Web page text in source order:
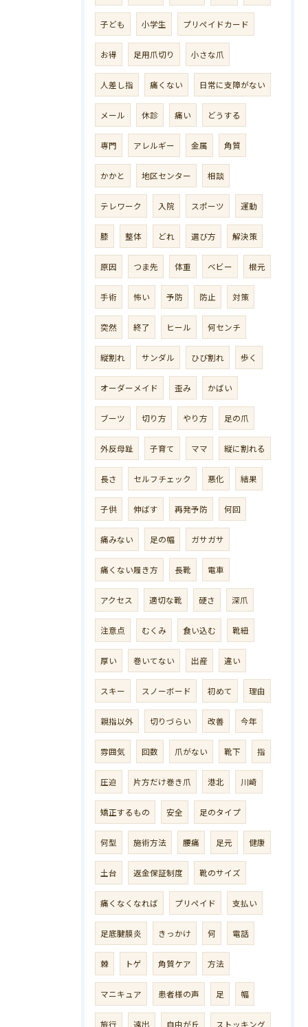
子ども 小学生 プリペイドカード
お得 足用爪切り 小さな爪
人差し指 痛くない 日常に支障がない
メール 休診 痛い どうする
専門 アレルギー 金属 角質
かかと 地区センター 相談
テレワーク 入院 スポーツ 運動
膝 整体 どれ 選び方 解決策
原因 つま先 体重 ベビー 根元
手術 怖い 予防 防止 対策
突然 終了 ヒール 何センチ
縦割れ サンダル ひび割れ 歩く
オーダーメイド 歪み かばい
ブーツ 切り方 やり方 足の爪
外反母趾 子育て ママ 縦に割れる
長さ セルフチェック 悪化 結果
子供 伸ばす 再発予防 何回
痛みない 足の幅 ガサガサ
痛くない履き方 長靴 電車
アクセス 適切な靴 硬さ 深爪
注意点 むくみ 食い込む 靴紐
厚い 巻いてない 出産 違い
スキー スノーボード 初めて 理由
親指以外 切りづらい 改善 今年
雰囲気 回数 爪がない 靴下 指
圧迫 片方だけ巻き爪 港北 川崎
矯正するもの 安全 足のタイプ
何型 施術方法 腰痛 足元 健康
土台 返金保証制度 靴のサイズ
痛くなくなれば プリペイド 支払い
足底腱膜炎 きっかけ 何 電話
棘 トゲ 角質ケア 方法
マニキュア 患者様の声 足 幅
旅行 遠出 自由が丘 ストッキング